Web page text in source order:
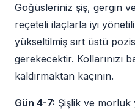
Göğüsleriniz şiş, gergin
reçeteli ilaçlarla iyi
yükseltilmiş sırt üstü
gerekecektir. Kollarınızı
kaldırmaktan kaçının.
Gün 4-7: Şişlik ve morluk